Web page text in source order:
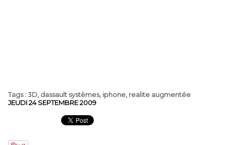
Tags:3D, dassault systèmes, iphone, realite augmentée
JEUDI 24 SEPTEMBRE 2009